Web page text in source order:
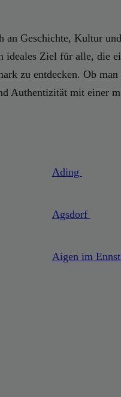
an Geschichte, Kultur
ideales Ziel für alle, die
zu entdecken. Ob
Authentizität mit einer
Ading
Agsdorf
Aigen im